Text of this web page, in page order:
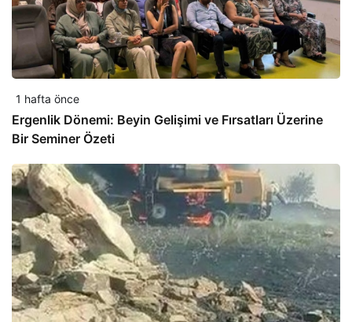
1 hafta önce
Ergenlik Dönemi: Beyin Gelişimi ve Fırsatları Üzerine
Bir Seminer Özeti